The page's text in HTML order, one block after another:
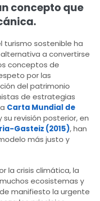
concepto que
turismo sostenible ha
a convertirse
conceptos de
por las
del patrimonio
de estrategias
Carta Mundial de
su revisión posterior, en
Gasteiz (2015), han
más justo y
la crisis climática, la
ecosistemas y
manifiesto la urgente